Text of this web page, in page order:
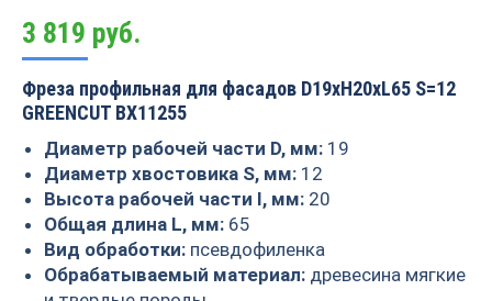
3 819 руб.
Фреза профильная для фасадов D19xH20xL65 S=12
GREENCUT BX11255
Диаметр рабочей части D, мм: 19
Диаметр хвостовика S, мм: 12
Высота рабочей части I, мм: 20
Общая длина L, мм: 65
Вид обработки: псевдофиленка
Обрабатываемый материал: древесина мягкие